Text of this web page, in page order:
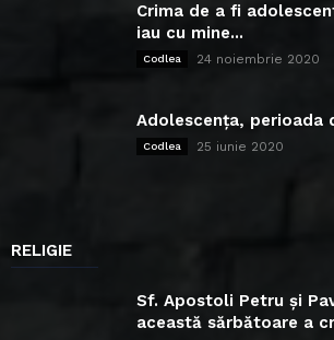
Crima de a fi
iau cu mine...
Codlea 24 noiembrie 2020
Adolescența, perioada
Codlea 25 iunie 2020
RELIGIE
Sf. Apostoli Petru și
această sărbătoare a